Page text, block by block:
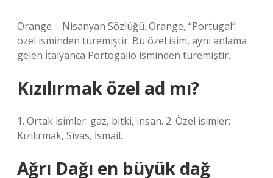
Orange – Nisanyan Sözlüğü. Orange, “Portugal”
özel isminden türemiştir. Bu özel isim, aynı anlama
gelen İtalyanca Portogallo isminden türemiştir.
Kızılırmak özel ad mı?
1. Ortak isimler: gaz, bitki, insan. 2. Özel isimler:
Kızılırmak, Sivas, İsmail.
Ağrı Dağı en büyük dağ